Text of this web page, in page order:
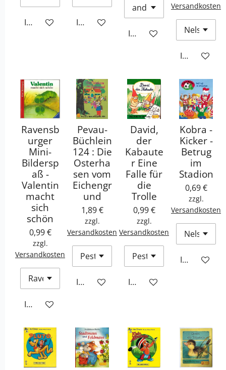
In den WarenkorbIn den Warenkorb
In den Warenkorb
Versandkosten
In den
Ravensb
urger
Mini-
Bildersp
aß -
Valentin
macht
sich
schön
0,99 €
zzgl.
Versandkosten
In den Warenkorb
Pevau-
Büchlein
124 : Die
Osterha
sen vom
Eichengr
und
1,89 €
zzgl.
Versandkosten
In den Warenkorb
David,
der
Kabaute
r Eine
Falle für
die
Trolle
0,99 €
zzgl.
Versandkosten
In den Warenkorb
Kobra -
Kicker -
Betrug
im
Stadion
0,69 €
zzgl.
Versandkosten
In den